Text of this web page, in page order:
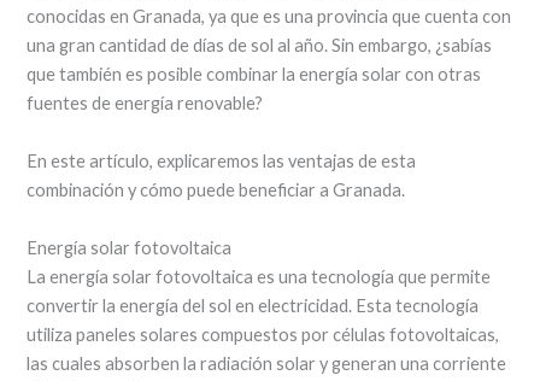
conocidas en Granada, ya que es una provincia que cuenta con
una gran cantidad de días de sol al año. Sin embargo, ¿sabías
que también es posible combinar la energía solar con otras
fuentes de energía renovable?
En este artículo, explicaremos las ventajas de esta
combinación y cómo puede beneficiar a Granada.
Energía solar fotovoltaica
La energía solar fotovoltaica es una tecnología que permite
convertir la energía del sol en electricidad. Esta tecnología
utiliza paneles solares compuestos por células fotovoltaicas,
las cuales absorben la radiación solar y generan una corriente